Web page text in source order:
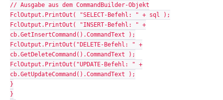
// Ausgabe aus dem CommandBuilder-Objekt
FclOutput.PrintOut( "SELECT-Befehl: " + sql );
FclOutput.PrintOut( "INSERT-Befehl: " +
cb.GetInsertCommand().CommandText );
FclOutput.PrintOut("DELETE-Befehl: " +
cb.GetDeleteCommand().CommandText );
FclOutput.PrintOut("UPDATE-Befehl: " +
cb.GetUpdateCommand().CommandText );
}
}